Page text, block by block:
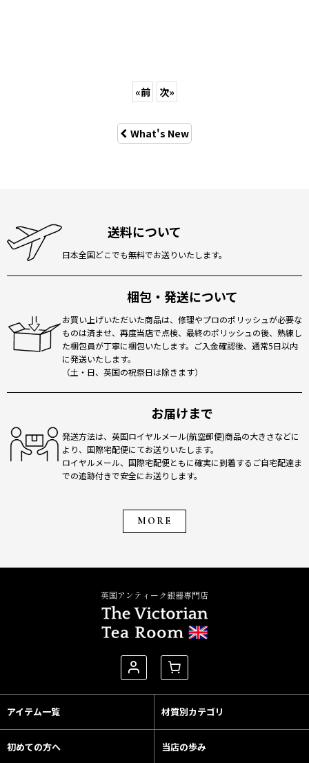
«前 次»
What's New
送料について
日本全国どこでも無料でお送りいたします。
梱包・発送について
お買い上げいただいた商品は、修理やプロのポリッシュが必要な
ものは済ませ、再度当店で点検、最終のポリッシュの後、熟練し
た梱包員が丁寧に梱包いたします。ご入金確認後、通常5日以内
に発送いたします。
（土・日、英国の祝祭日は除きます）
お届けまで
発送方法は、英国ロイヤルメール(航空郵便)商品の大きさなどに
より、国際宅配便にてお送りいたします。
ロイヤルメール、国際宅配便ともに確実に到着するご自宅配達ま
での追跡付きで安全にお送りします。
MORE
英国アンティーク銀器専門店
アイテム一覧 材質別カテゴリ
初めての方へ 当店の歩み